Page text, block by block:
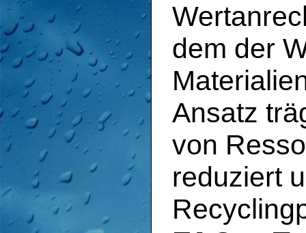
dem der
Ansatz
von
reduziert